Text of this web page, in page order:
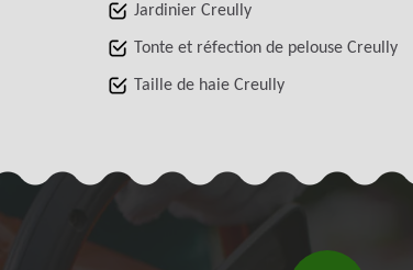
Jardinier Creully
Tonte et réfection de pelouse Creully
Taille de haie Creully